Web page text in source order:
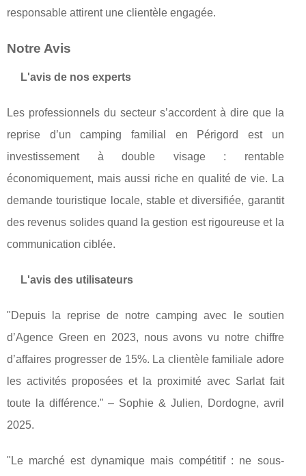
responsable attirent une clientèle engagée.
Notre Avis
L'avis de nos experts
Les professionnels du secteur s’accordent à dire que la
reprise d’un camping familial en Périgord est un
investissement à double visage : rentable
économiquement, mais aussi riche en qualité de vie. La
demande touristique locale, stable et diversifiée, garantit
des revenus solides quand la gestion est rigoureuse et la
communication ciblée.
L'avis des utilisateurs
"Depuis la reprise de notre camping avec le soutien
d’Agence Green en 2023, nous avons vu notre chiffre
d’affaires progresser de 15%. La clientèle familiale adore
les activités proposées et la proximité avec Sarlat fait
toute la différence." – Sophie & Julien, Dordogne, avril
2025.
"Le marché est dynamique mais compétitif : ne sous-